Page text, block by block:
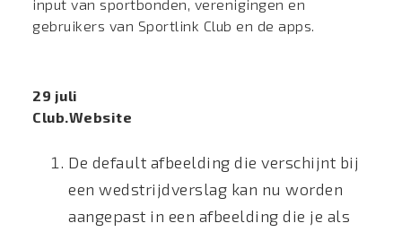
input van sportbonden, verenigingen en
gebruikers van Sportlink Club en de apps.
29 juli
Club.Website
De default afbeelding die verschijnt bij
een wedstrijdverslag kan nu worden
aangepast in een afbeelding die je als